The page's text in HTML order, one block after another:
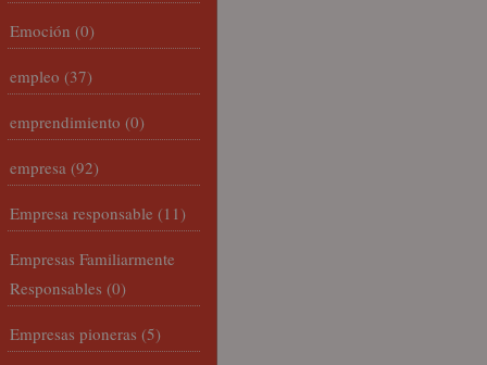
Emoción (0)
empleo (37)
emprendimiento (0)
empresa (92)
Empresa responsable (11)
Empresas Familiarmente
Responsables (0)
Empresas pioneras (5)